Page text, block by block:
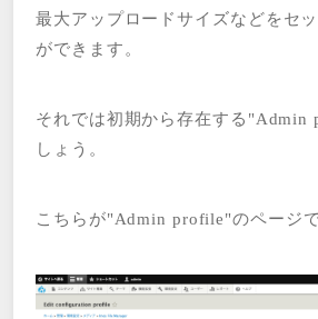
最大アップロードサイズなどをセ
ができます。
それでは初期から存在する"Admin
しょう。
こちらが"Admin profile"のページで